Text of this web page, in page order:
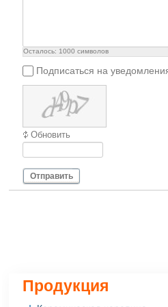
Осталось: 1000 символов
Подписаться на
Обновить
Отправить
Продукция